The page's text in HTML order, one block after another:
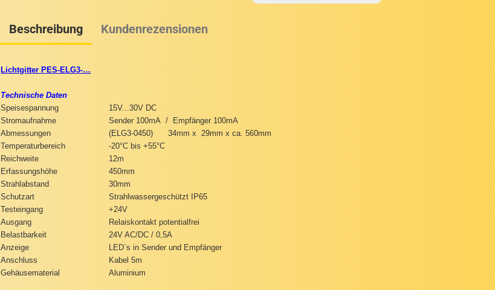
Beschreibung Kundenrezensionen
Lichtgitter PES-ELG3-…
Technische Daten
Speisespannung
15V...30V DC
Stromaufnahme
Sender 100mA / Empfänger 100mA
Abmessungen
(ELG3-0450)
34mm x 29mm x ca. 560mm
Temperaturbereich
-20°C bis +55°C
Reichweite
12m
Erfassungshöhe
450mm
Strahlabstand
30mm
Schutzart
Strahlwassergeschützt IP65
Testeingang
+24V
Ausgang
Relaiskontakt potentialfrei
Belastbarkeit
24V AC/DC / 0,5A
Anzeige
LED`s in Sender und Empfänger
Anschluss
Kabel 5m
Gehäusematerial
Aluminium